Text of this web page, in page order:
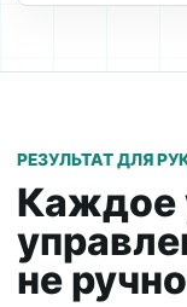
РЕЗУЛЬТАТ ДЛЯ
Каждое
не